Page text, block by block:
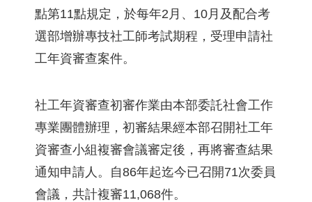
點第11點規定，於每年2月、10月及配合考
選部增辦專技社工師考試期程，受理申請社
工年資審查案件。
社工年資審查初審作業由本部委託社會工作
專業團體辦理，初審結果經本部召開社工年
資審查小組複審會議審定後，再將審查結果
通知申請人。自86年起迄今已召開71次委員
會議，共計複審11,068件。